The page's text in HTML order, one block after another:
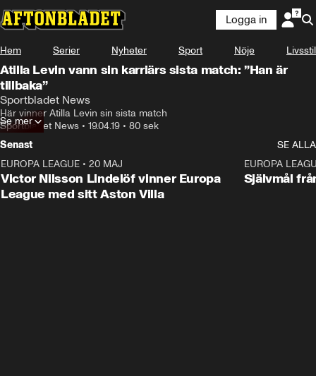
Logga in
Hem Serier Nyheter Sport Nöje Livsstil
Atilla Levin vann sin karriärs sista match: ”Han är
tillbaka”
Sportbladet News
Här vinner Atilla Levin sin sista match
Sportbladet News • 19.04.19 • 80 sek
Se mer
Senast
SE ALLA
EUROPA LEAGUE • 20 MAJ
Victor Nilsson Lindelöf vinner Europa
League med sitt Aston Villa
EUROPA
Självmål